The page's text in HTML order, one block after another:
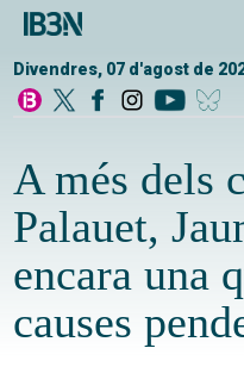
Divendres, 07 d'agost de
A més dels
Palauet,
encara una
causes